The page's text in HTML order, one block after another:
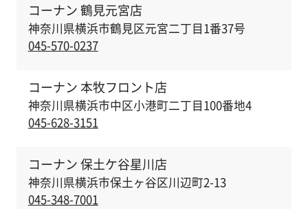
コーナン 鶴見元宮店
神奈川県横浜市鶴見区元宮二丁目1番37号
045-570-0237
コーナン 本牧フロント店
神奈川県横浜市中区小港町二丁目100番地4
045-628-3151
コーナン 保土ケ谷星川店
神奈川県横浜市保土ヶ谷区川辺町2-13
045-348-7001